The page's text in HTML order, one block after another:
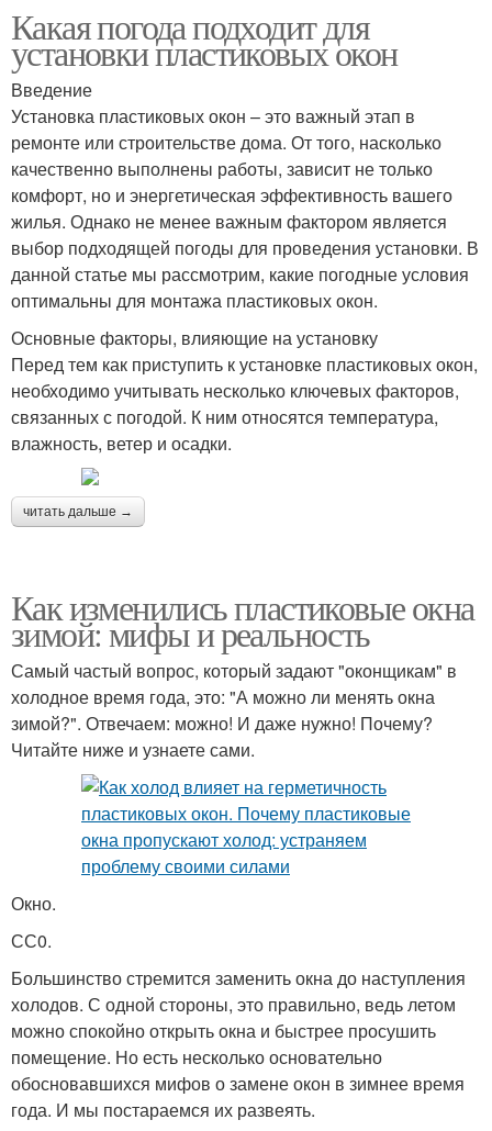
Какая погода подходит для
установки пластиковых окон
Введение
Установка пластиковых окон – это важный этап в
ремонте или строительстве дома. От того, насколько
качественно выполнены работы, зависит не только
комфорт, но и энергетическая эффективность вашего
жилья. Однако не менее важным фактором является
выбор подходящей погоды для проведения установки. В
данной статье мы рассмотрим, какие погодные условия
оптимальны для монтажа пластиковых окон.
Основные факторы, влияющие на установку
Перед тем как приступить к установке пластиковых окон,
необходимо учитывать несколько ключевых факторов,
связанных с погодой. К ним относятся температура,
влажность, ветер и осадки.
читать дальше →
Как изменились пластиковые окна
зимой: мифы и реальность
Самый частый вопрос, который задают "оконщикам" в
холодное время года, это: "А можно ли менять окна
зимой?". Отвечаем: можно! И даже нужно! Почему?
Читайте ниже и узнаете сами.
Окно.
СС0.
Большинство стремится заменить окна до наступления
холодов. С одной стороны, это правильно, ведь летом
можно спокойно открыть окна и быстрее просушить
помещение. Но есть несколько основательно
обосновавшихся мифов о замене окон в зимнее время
года. И мы постараемся их развеять.